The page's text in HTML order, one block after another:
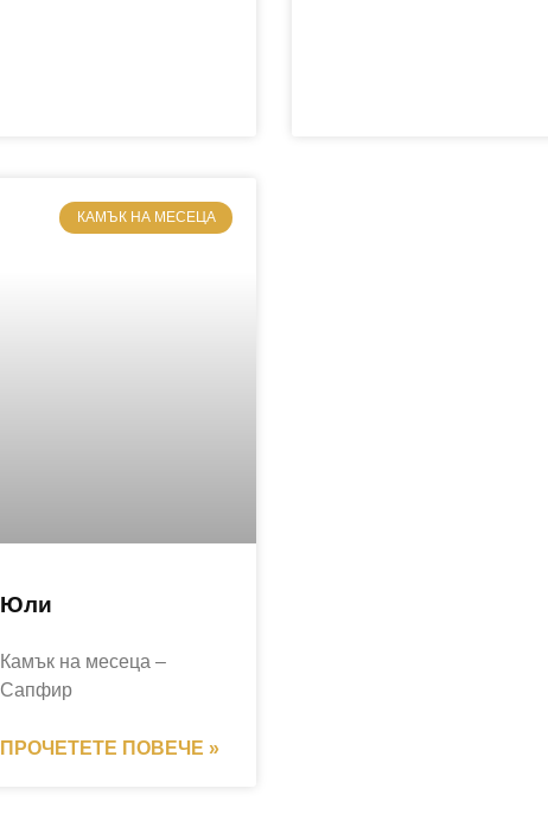
КАМЪК НА МЕСЕЦА
Юли
Камък на месеца –
Сапфир
ПРОЧЕТЕТЕ ПОВЕЧЕ »